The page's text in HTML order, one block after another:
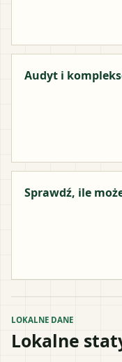
Audyt i
Sprawdź, ile
LOKALNE DANE
Lokalne